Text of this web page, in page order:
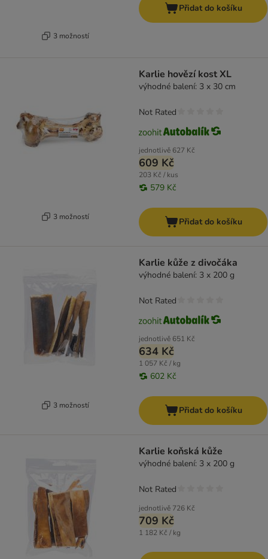
3 možností
Přidat do košíku
3 možností
Karlie hovězí kost XL
výhodné balení: 3 x 30 cm
jednotlivě 627 Kč
609 Kč
203 Kč / kus
579 Kč
Not Rated
Přidat do košíku
3 možností
Karlie kůže z divočáka
výhodné balení: 3 x 200 g
jednotlivě 651 Kč
634 Kč
1 057 Kč / kg
602 Kč
Not Rated
Přidat do košíku
Karlie koňská kůže
výhodné balení: 3 x 200 g
jednotlivě 726 Kč
709 Kč
1 182 Kč / kg
Not Rated